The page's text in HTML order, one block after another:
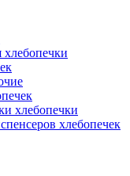
хлебопечки
хлебопечек